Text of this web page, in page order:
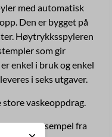
med automatisk
Den er bygget på
Høytrykksspyleren
som gir
enkel i bruk og enkel
i seks utgaver.
vaskeoppdrag.
olje for eksempel fra